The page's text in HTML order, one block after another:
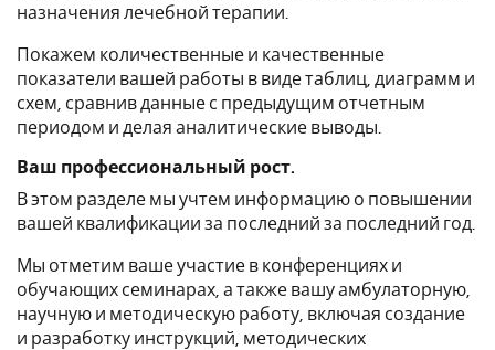
назначения лечебной терапии.
Покажем количественные и качественные
показатели вашей работы в виде таблиц, диаграмм и
схем, сравнив данные с предыдущим отчетным
периодом и делая аналитические выводы.
Ваш профессиональный рост.
В этом разделе мы учтем информацию о повышении
вашей квалификации за последний за последний год.
Мы отметим ваше участие в конференциях и
обучающих семинарах, а также вашу амбулаторную,
научную и методическую работу, включая создание
и разработку инструкций, методических